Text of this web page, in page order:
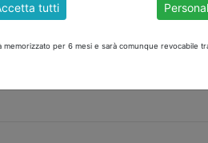
le proposte di modifica al Tuel che
il disegno di legge. Il Presidente
nuovo-tuel-e-regolamento-dm-
tutti
memorizzato per 6 mesi e sarà comunque revocabile